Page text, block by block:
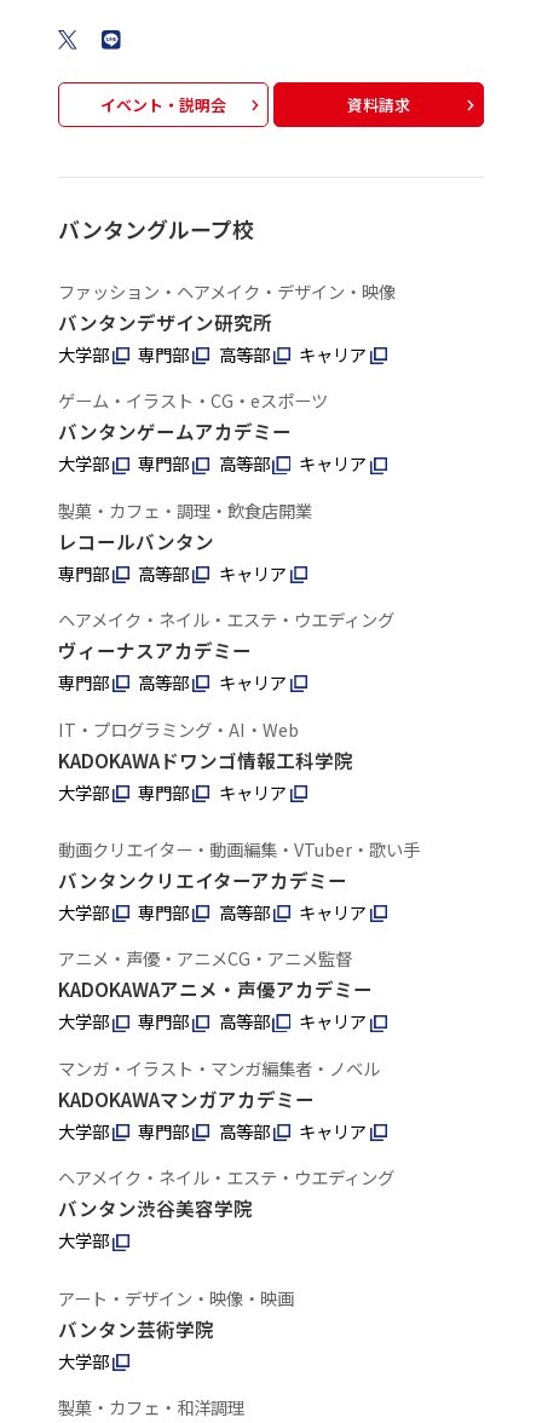
イベント・説明会 資料請求
バンタングループ校
ファッション・ヘアメイク・デザイン・映像
バンタンデザイン研究所
大学部 専門部 高等部
キャリア
ゲーム・イラスト・CG・eスポーツ
バンタンゲームアカデミー
大学部 専門部 高等部
キャリア
製菓・カフェ・調理・飲食店開業
レコールバンタン
専門部 高等部
キャリア
ヘアメイク・ネイル・エステ・ウエディング
ヴィーナスアカデミー
専門部 高等部
キャリア
IT・プログラミング・AI・Web
KADOKAWAドワンゴ情報工科学院
大学部 専門部 キャリア
動画クリエイター・動画編集・VTuber・歌い手
バンタンクリエイターアカデミー
大学部 専門部 高等部
キャリア
アニメ・声優・アニメCG・アニメ監督
KADOKAWAアニメ・声優アカデミー
大学部 専門部 高等部
キャリア
マンガ・イラスト・マンガ編集者・ノベル
KADOKAWAマンガアカデミー
大学部 専門部 高等部
キャリア
ヘアメイク・ネイル・エステ・ウエディング
バンタン渋谷美容学院
大学部
アート・デザイン・映像・映画
バンタン芸術学院
大学部
製菓・カフェ・和洋調理